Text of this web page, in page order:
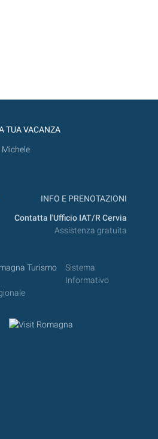
TUA VACANZA
INFO E PRENOTAZIONI
Contatta l'Ufficio IAT/R Cervia
Assistenza gratuita
Sistema
Informativo